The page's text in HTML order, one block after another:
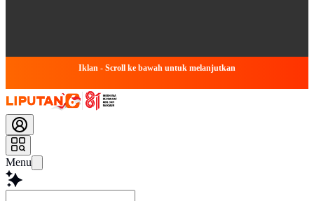
Iklan - Scroll ke bawah untuk melanjutkan
Menu